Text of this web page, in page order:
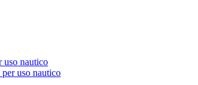
uso nautico
uso nautico